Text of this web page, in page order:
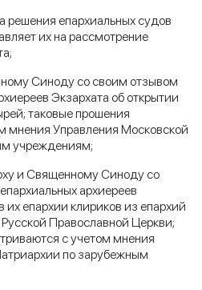
решения епархиальных судов
их на рассмотрение
Синоду со своим отзывом
Экзархата об открытии
таковые прошения
мнения Управления Московской
учреждениям;
и Священному Синоду со
архиереев
их епархии клириков из епархий
Православной Церкви;
с учетом мнения
по зарубежным